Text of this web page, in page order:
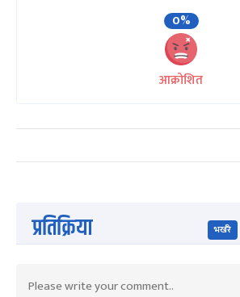
0%
आक्रोशित
प्रतिक्रिया भर्खरै